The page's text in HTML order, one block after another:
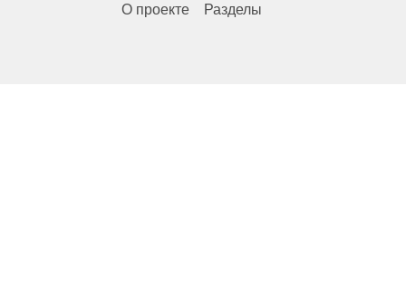
О проекте Разделы